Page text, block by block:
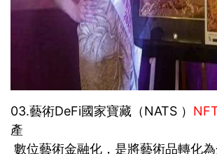
03.藝術DeFi國家寶藏（NATS ）
產
數位藝術金融化，是將藝術品轉化